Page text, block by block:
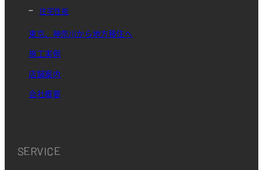
住宅性能
東京、神奈川から地方移住へ
施工実例
店舗案内
会社概要
SERVICE